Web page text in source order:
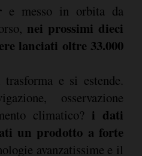
e messo in orbita da
nei prossimi dieci
lanciati oltre 33.000
e si estende.
osservazione
climatico? i dati
un prodotto a forte
avanzatissime e il